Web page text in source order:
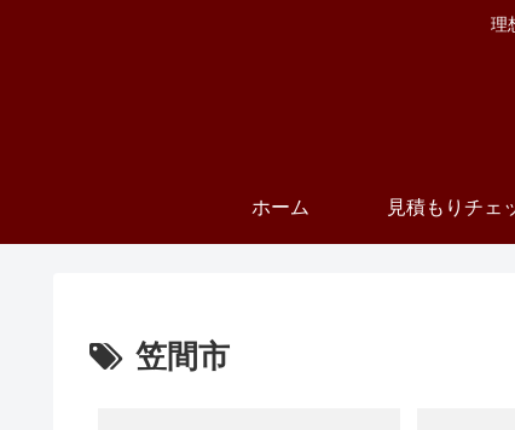
理
ホーム 見積もりチェ
笠間市